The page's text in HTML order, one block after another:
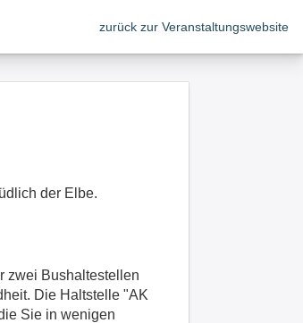
zurück zur Veranstaltungswebsite
der Elbe.
zwei Bushaltestellen
Die Haltstelle "AK
Sie in wenigen